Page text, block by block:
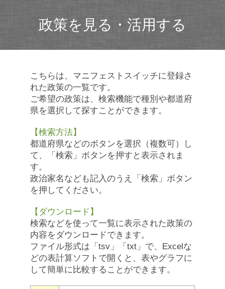
政策を見る・活用する
こちらは、マニフェストスイッチに登録さ
れた政策の一覧です。
ご希望の政策は、検索機能で種別や都道府
県を選択して探すことができます。
【検索方法】
都道府県などのボタンを選択（複数可）し
て、「検索」ボタンを押すと表示されま
す。
政治家名なども記入のうえ「検索」ボタン
を押してください。
【ダウンロード】
検索などを使って一覧に表示された政策の
内容をダウンロードできます。
ファイル形式は「tsv」「txt」で、Excelな
どの表計算ソフトで開くと、表やグラフに
して簡単に比較することができます。